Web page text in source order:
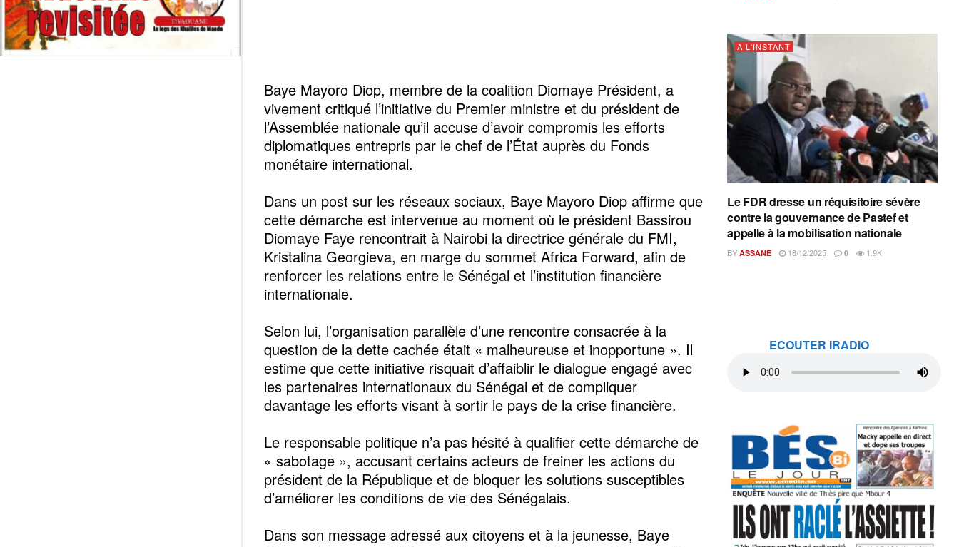
Baye Mayoro Diop, membre de la coalition Diomaye Président, a
vivement critiqué l’initiative du Premier ministre et du président de
l’Assemblée nationale qu’il accuse d’avoir compromis les efforts
diplomatiques entrepris par le chef de l’État auprès du Fonds
monétaire international.
Dans un post sur les réseaux sociaux, Baye Mayoro Diop affirme que
cette démarche est intervenue au moment où le président Bassirou
Diomaye Faye rencontrait à Nairobi la directrice générale du FMI,
Kristalina Georgieva, en marge du sommet Africa Forward, afin de
renforcer les relations entre le Sénégal et l’institution financière
internationale.
Selon lui, l’organisation parallèle d’une rencontre consacrée à la
question de la dette cachée était « malheureuse et inopportune ». Il
estime que cette initiative risquait d’affaiblir le dialogue engagé avec
les partenaires internationaux du Sénégal et de compliquer
davantage les efforts visant à sortir le pays de la crise financière.
Le responsable politique n’a pas hésité à qualifier cette démarche de
« sabotage », accusant certains acteurs de freiner les actions du
président de la République et de bloquer les solutions susceptibles
d’améliorer les conditions de vie des Sénégalais.
Dans son message adressé aux citoyens et à la jeunesse, Baye
A L'INSTANT
Le FDR dresse un réquisitoire sévère
contre la gouvernance de Pastef et
appelle à la mobilisation nationale
BY ASSANE 18/12/2025 0 1.9K
ECOUTER IRADIO